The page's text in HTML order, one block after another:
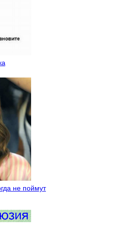
не поймут